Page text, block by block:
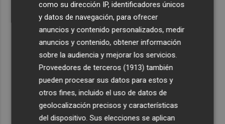
Recibe toda la actualidad de
Plaza Podcast en tu correo
Quiero suscribirme
como su dirección IP, identificadores únicos
y datos de navegación, para ofrecer
anuncios y contenido personalizados, medir
anuncios y contenido, obtener información
sobre la audiencia y mejorar los servicios.
Proveedores de terceros (1913) también
pueden procesar sus datos para estos y
otros fines, incluido el uso de datos de
geolocalización precisos y características
del dispositivo. Sus elecciones se aplican